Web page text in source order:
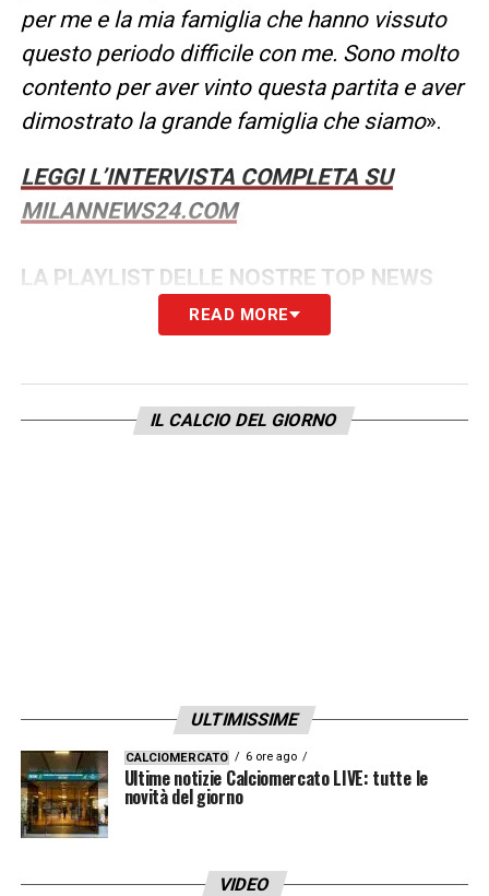
per me e la mia famiglia che hanno vissuto
questo periodo difficile con me. Sono molto
contento per aver vinto questa partita e aver
dimostrato la grande famiglia che siamo».
LEGGI L’INTERVISTA COMPLETA SU
MILANNEWS24.COM
LA PLAYLIST DELLE NOSTRE TOP NEWS
READ MORE
IL CALCIO DEL GIORNO
ULTIMISSIME
CALCIOMERCATO 6 ore ago
Ultime notizie Calciomercato LIVE: tutte le
novità del giorno
VIDEO